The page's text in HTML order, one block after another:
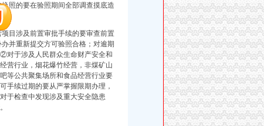
照的要在验照期间全部调查摸底造
目涉及前置审批手续的要审查前置
并重新提交方可验照合格；对逾期
对于涉及人民群众生命财产安全和
营行业，烟花爆竹经营，非煤矿山
等公共聚集场所和食品经营行业要
手续过期的要从严掌握限期办理，
于检查中发现涉及重大安全隐患